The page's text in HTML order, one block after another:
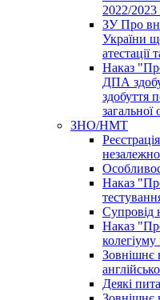
2022/2023
ЗУ Про
України
атестації
Наказ
ДПА
здобуття
ЗНО/НМТ
Наказ
Супровід
Наказ
Зовнішнє
Деякі